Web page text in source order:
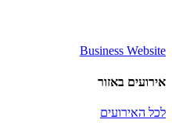
Business Website
אירועים באזור
לכל האירועים